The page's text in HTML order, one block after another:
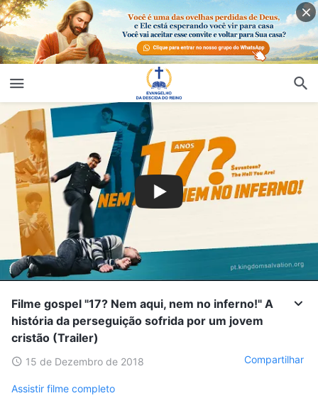
Filme gospel "17? Nem aqui, nem no inferno!" A
história da perseguição sofrida por um jovem
cristão (Trailer)
15 de Dezembro de 2018 Compartilhar
Assistir filme completo